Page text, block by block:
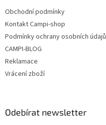
Obchodní podmínky
Kontakt Campi-shop
Podmínky ochrany osobních údajů
CAMPI-BLOG
Reklamace
Vrácení zboží
Odebírat newsletter